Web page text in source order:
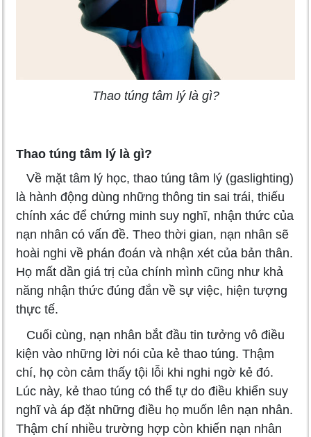
Thao túng tâm lý là gì?
Thao túng tâm lý là gì?
Về mặt tâm lý học, thao túng tâm lý (gaslighting)
là hành động dùng những thông tin sai trái, thiếu
chính xác để chứng minh suy nghĩ, nhận thức của
nạn nhân có vấn đề. Theo thời gian, nạn nhân sẽ
hoài nghi về phán đoán và nhận xét của bản thân.
Họ mất dần giá trị của chính mình cũng như khả
năng nhận thức đúng đắn về sự việc, hiện tượng
thực tế.
Cuối cùng, nạn nhân bắt đầu tin tưởng vô điều
kiện vào những lời nói của kẻ thao túng. Thậm
chí, họ còn cảm thấy tội lỗi khi nghi ngờ kẻ đó.
Lúc này, kẻ thao túng có thể tự do điều khiển suy
nghĩ và áp đặt những điều họ muốn lên nạn nhân.
Thậm chí nhiều trường hợp còn khiến nạn nhân